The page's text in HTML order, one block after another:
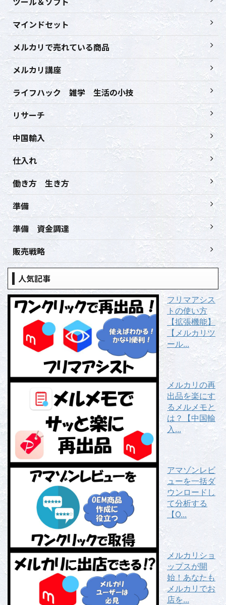
マインドセット
メルカリで売れている商品
メルカリ講座
ライフハック 雑学 生活の小技
リサーチ
中国輸入
仕入れ
働き方 生き方
準備
準備 資金調達
販売戦略
人気記事
フリマアシス
トの使い方
【拡張機能】
【メルカリツ
ール...
メルカリの再
出品を楽にす
るメルメモと
は？【中国輸
入...
アマゾンレビ
ューを一括ダ
ウンロードし
て分析する
【O...
メルカリショ
ップスが開
始！あなたも
メルカリでお
店を...